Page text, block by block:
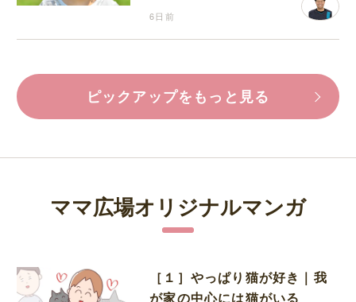
6日前
ピックアップをもっと見る
ママ広場オリジナルマンガ
［１］やっぱり猫が好き｜我
が家の中心には猫がいる